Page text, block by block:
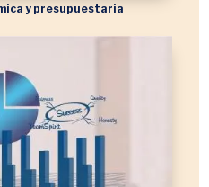
y presupuestaria